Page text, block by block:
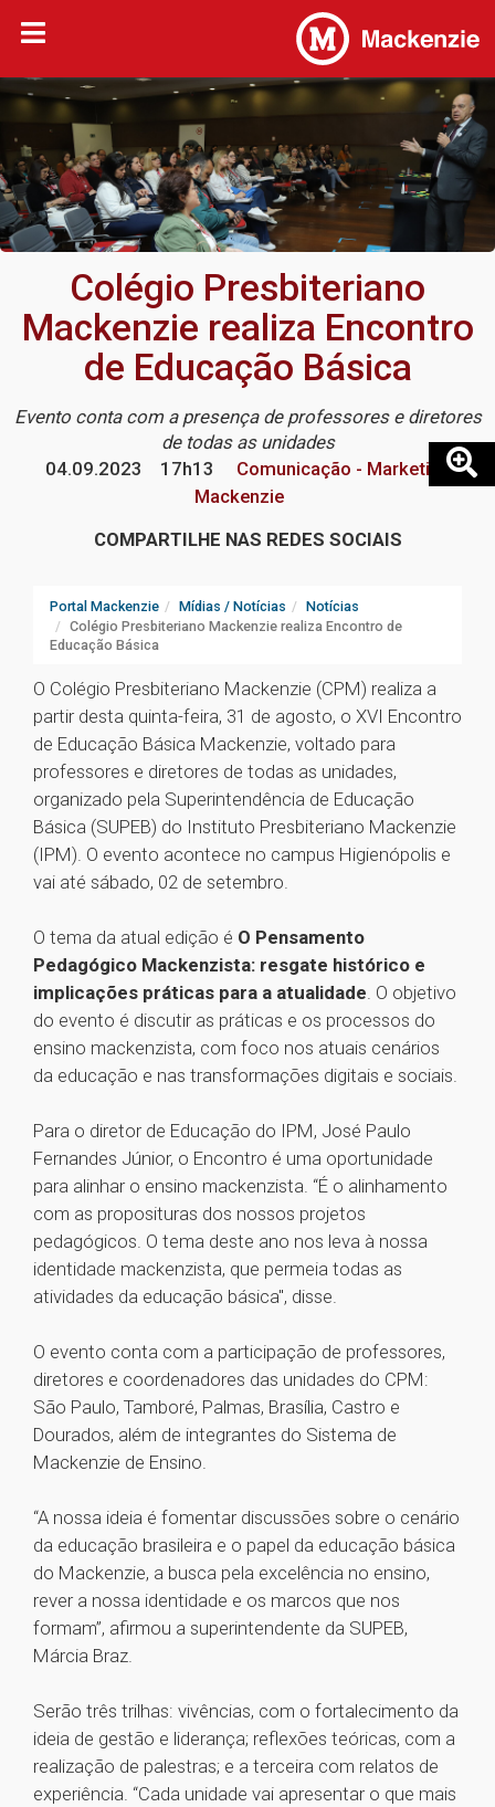
Colégio Presbiteriano
Mackenzie realiza Encontro
de Educação Básica
Evento conta com a presença de professores e diretores
de todas as unidades
04.09.2023
17h13
Comunicação - Marketing
Mackenzie
COMPARTILHE NAS REDES SOCIAIS
Portal Mackenzie Mídias / Notícias
Notícias
Colégio Presbiteriano Mackenzie realiza Encontro de
Educação Básica
O Colégio Presbiteriano Mackenzie (CPM) realiza a
partir desta quinta-feira, 31 de agosto, o XVI Encontro
de Educação Básica Mackenzie, voltado para
professores e diretores de todas as unidades,
organizado pela Superintendência de Educação
Básica (SUPEB) do Instituto Presbiteriano Mackenzie
(IPM). O evento acontece no campus Higienópolis e
vai até sábado, 02 de setembro.
O tema da atual edição é O Pensamento
Pedagógico Mackenzista: resgate histórico e
implicações práticas para a atualidade. O objetivo
do evento é discutir as práticas e os processos do
ensino mackenzista, com foco nos atuais cenários
da educação e nas transformações digitais e sociais.
Para o diretor de Educação do IPM, José Paulo
Fernandes Júnior, o Encontro é uma oportunidade
para alinhar o ensino mackenzista. “É o alinhamento
com as proposituras dos nossos projetos
pedagógicos. O tema deste ano nos leva à nossa
identidade mackenzista, que permeia todas as
atividades da educação básica", disse.
O evento conta com a participação de professores,
diretores e coordenadores das unidades do CPM:
São Paulo, Tamboré, Palmas, Brasília, Castro e
Dourados, além de integrantes do Sistema de
Mackenzie de Ensino.
“A nossa ideia é fomentar discussões sobre o cenário
da educação brasileira e o papel da educação básica
do Mackenzie, a busca pela excelência no ensino,
rever a nossa identidade e os marcos que nos
formam”, afirmou a superintendente da SUPEB,
Márcia Braz.
Serão três trilhas: vivências, com o fortalecimento da
ideia de gestão e liderança; reflexões teóricas, com a
realização de palestras; e a terceira com relatos de
experiência. “Cada unidade vai apresentar o que mais